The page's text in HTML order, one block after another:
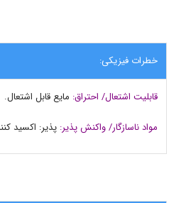
خطرات فیزیکی:
قابلیت اشتعال/ احتراق: مایع قابل اشتعال.
مواد ناسازگار/ واکنش پذیر: پذیر: اکسید